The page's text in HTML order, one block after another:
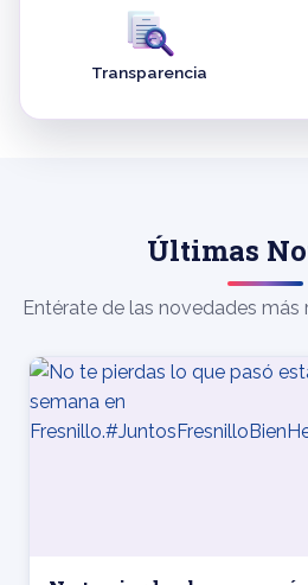
Transparencia
Últimas
Entérate de las novedades más